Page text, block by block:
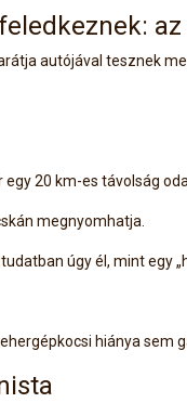
autójával tesznek
20 km-es távolság
megnyomhatja.
úgy él, mint egy
hiánya sem